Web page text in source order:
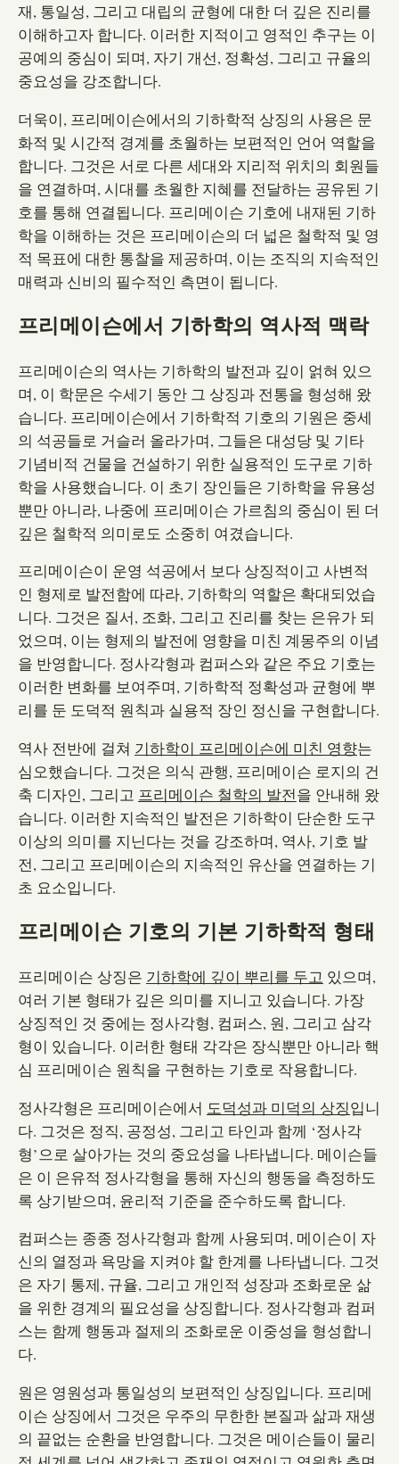
재, 통일성, 그리고 대립의 균형에 대한 더 깊은 진리를
이해하고자 합니다. 이러한 지적이고 영적인 추구는 이
공예의 중심이 되며, 자기 개선, 정확성, 그리고 규율의
중요성을 강조합니다.
더욱이, 프리메이슨에서의 기하학적 상징의 사용은 문
화적 및 시간적 경계를 초월하는 보편적인 언어 역할을
합니다. 그것은 서로 다른 세대와 지리적 위치의 회원들
을 연결하며, 시대를 초월한 지혜를 전달하는 공유된 기
호를 통해 연결됩니다. 프리메이슨 기호에 내재된 기하
학을 이해하는 것은 프리메이슨의 더 넓은 철학적 및 영
적 목표에 대한 통찰을 제공하며, 이는 조직의 지속적인
매력과 신비의 필수적인 측면이 됩니다.
프리메이슨에서 기하학의 역사적 맥락
프리메이슨의 역사는 기하학의 발전과 깊이 얽혀 있으
며, 이 학문은 수세기 동안 그 상징과 전통을 형성해 왔
습니다. 프리메이슨에서 기하학적 기호의 기원은 중세
의 석공들로 거슬러 올라가며, 그들은 대성당 및 기타
기념비적 건물을 건설하기 위한 실용적인 도구로 기하
학을 사용했습니다. 이 초기 장인들은 기하학을 유용성
뿐만 아니라, 나중에 프리메이슨 가르침의 중심이 된 더
깊은 철학적 의미로도 소중히 여겼습니다.
프리메이슨이 운영 석공에서 보다 상징적이고 사변적
인 형제로 발전함에 따라, 기하학의 역할은 확대되었습
니다. 그것은 질서, 조화, 그리고 진리를 찾는 은유가 되
었으며, 이는 형제의 발전에 영향을 미친 계몽주의 이념
을 반영합니다. 정사각형과 컴퍼스와 같은 주요 기호는
이러한 변화를 보여주며, 기하학적 정확성과 균형에 뿌
리를 둔 도덕적 원칙과 실용적 장인 정신을 구현합니다.
역사 전반에 걸쳐 기하학이 프리메이슨에 미친 영향는
심오했습니다. 그것은 의식 관행, 프리메이슨 로지의 건
축 디자인, 그리고 프리메이슨 철학의 발전을 안내해 왔
습니다. 이러한 지속적인 발전은 기하학이 단순한 도구
이상의 의미를 지닌다는 것을 강조하며, 역사, 기호 발
전, 그리고 프리메이슨의 지속적인 유산을 연결하는 기
초 요소입니다.
프리메이슨 기호의 기본 기하학적 형태
프리메이슨 상징은 기하학에 깊이 뿌리를 두고 있으며,
여러 기본 형태가 깊은 의미를 지니고 있습니다. 가장
상징적인 것 중에는 정사각형, 컴퍼스, 원, 그리고 삼각
형이 있습니다. 이러한 형태 각각은 장식뿐만 아니라 핵
심 프리메이슨 원칙을 구현하는 기호로 작용합니다.
정사각형은 프리메이슨에서 도덕성과 미덕의 상징입니
다. 그것은 정직, 공정성, 그리고 타인과 함께 ‘정사각
형’으로 살아가는 것의 중요성을 나타냅니다. 메이슨들
은 이 은유적 정사각형을 통해 자신의 행동을 측정하도
록 상기받으며, 윤리적 기준을 준수하도록 합니다.
컴퍼스는 종종 정사각형과 함께 사용되며, 메이슨이 자
신의 열정과 욕망을 지켜야 할 한계를 나타냅니다. 그것
은 자기 통제, 규율, 그리고 개인적 성장과 조화로운 삶
을 위한 경계의 필요성을 상징합니다. 정사각형과 컴퍼
스는 함께 행동과 절제의 조화로운 이중성을 형성합니
다.
원은 영원성과 통일성의 보편적인 상징입니다. 프리메
이슨 상징에서 그것은 우주의 무한한 본질과 삶과 재생
의 끝없는 순환을 반영합니다. 그것은 메이슨들이 물리